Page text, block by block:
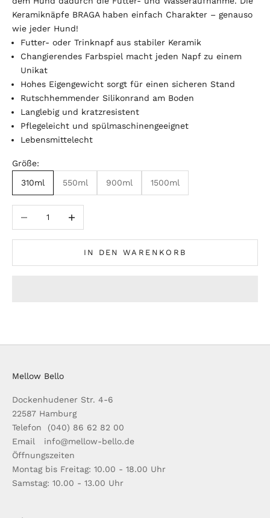
Keramiknäpfe BRAGA haben einfach Charakter – genauso
wie jeder Hund!
Futter- oder Trinknapf aus stabiler Keramik
Changierendes Farbspiel macht jeden Napf zu einem
Unikat
Hohes Eigengewicht sorgt für einen sicheren Stand
Rutschhemmender Silikonrand am Boden
Langlebig und kratzresistent
Pflegeleicht und spülmaschinengeeignet
Lebensmittelecht
Größe:
310ml 550ml 900ml 1500ml
Anzahl verringern
IN DEN WARENKORB
Mellow Bello
Dockenhudener Str. 4-6
22587 Hamburg
Telefon (040) 86 62 82 00
Email info@mellow-bello.de
Öffnungszeiten
Montag bis Freitag: 10.00 - 18.00 Uhr
Samstag: 10.00 - 13.00 Uhr